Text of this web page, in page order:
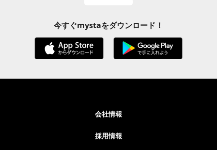
今すぐmystaをダウンロード！
会社情報
採用情報